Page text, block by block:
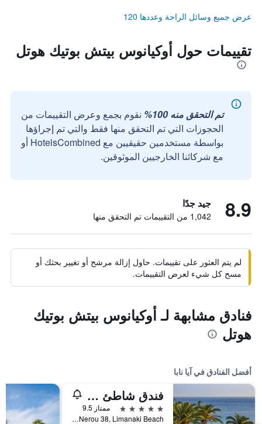
عرض جميع وسائل الراحة وعددها 120
تقييمات حول أوكيانوس بيتش بوتيك هوتل
تم التحقق منه 100%
نقوم بجمع وعرض التقييمات من
الحجوزات التي تم التحقق منها فقط والتي تم إجراؤها
بواسطة مستخدمين حقيقيين مع HotelsCombined أو
مع شركائنا الخارجيين الموثوقين.
8.9 جيد جدًا
1,042 من التقييمات تم التحقق منها
لم يتم العثور على تقييمات. حاول إزالة مرشح أو تغيير بحثك أو
مسح كل شيء لعرض التقييمات.
فنادق مشابهة لـ أوكيانوس بيتش بوتيك
هوتل
أفضل الفنادق في آيا نابا
فندق شاطئ أليون
5 نجوم
ممتاز 9.5
Kryou Nerou 38, Limanaki Beach, آيا نابا, قبرص